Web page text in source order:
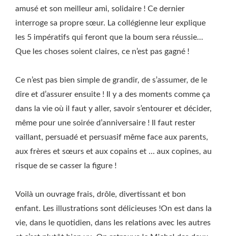
amusé et son meilleur ami, solidaire ! Ce dernier
interroge sa propre sœur. La collégienne leur explique
les 5 impératifs qui feront que la boum sera réussie…
Que les choses soient claires, ce n’est pas gagné !
Ce n’est pas bien simple de grandir, de s’assumer, de le
dire et d’assurer ensuite ! Il y a des moments comme ça
dans la vie où il faut y aller, savoir s’entourer et décider,
même pour une soirée d’anniversaire ! Il faut rester
vaillant, persuadé et persuasif même face aux parents,
aux frères et sœurs et aux copains et … aux copines, au
risque de se casser la figure !
Voilà un ouvrage frais, drôle, divertissant et bon
enfant. Les illustrations sont délicieuses !On est dans la
vie, dans le quotidien, dans les relations avec les autres